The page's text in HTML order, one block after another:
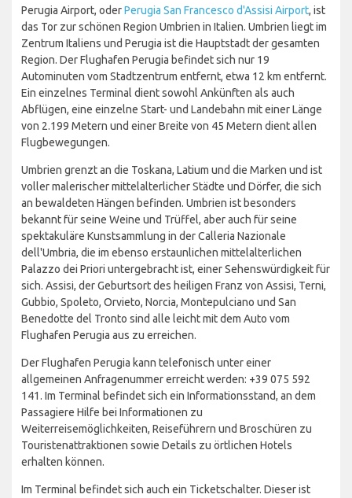
Perugia Airport, oderPerugia San Francesco d'Assisi Airport, ist
das Tor zur schönen Region Umbrien in Italien. Umbrien liegt im
Zentrum Italiens und Perugia ist die Hauptstadt der gesamten
Region. Der Flughafen Perugia befindet sich nur 19
Autominuten vom Stadtzentrum entfernt, etwa 12 km entfernt.
Ein einzelnes Terminal dient sowohl Ankünften als auch
Abflügen, eine einzelne Start- und Landebahn mit einer Länge
von 2.199 Metern und einer Breite von 45 Metern dient allen
Flugbewegungen.
Umbrien grenzt an die Toskana, Latium und die Marken und ist
voller malerischer mittelalterlicher Städte und Dörfer, die sich
an bewaldeten Hängen befinden. Umbrien ist besonders
bekannt für seine Weine und Trüffel, aber auch für seine
spektakuläre Kunstsammlung in der Calleria Nazionale
dell'Umbria, die im ebenso erstaunlichen mittelalterlichen
Palazzo dei Priori untergebracht ist, einer Sehenswürdigkeit für
sich. Assisi, der Geburtsort des heiligen Franz von Assisi, Terni,
Gubbio, Spoleto, Orvieto, Norcia, Montepulciano und San
Benedotte del Tronto sind alle leicht mit dem Auto vom
Flughafen Perugia aus zu erreichen.
Der Flughafen Perugia kann telefonisch unter einer
allgemeinen Anfragenummer erreicht werden: +39 075 592
141. Im Terminal befindet sich ein Informationsstand, an dem
Passagiere Hilfe bei Informationen zu
Weiterreisemöglichkeiten, Reiseführern und Broschüren zu
Touristenattraktionen sowie Details zu örtlichen Hotels
erhalten können.
Im Terminal befindet sich auch ein Ticketschalter. Dieser ist